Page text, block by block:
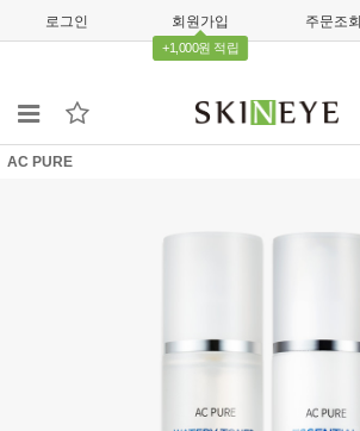
로그인 회원가입
+1,000원 적립
주문조회
AC PURE